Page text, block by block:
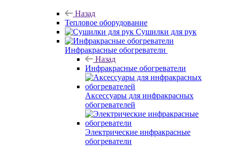
Назад
Тепловое оборудование
Сушилки для рук
Инфракрасные обогреватели
Назад
Инфракрасные обогреватели
Аксессуары для инфракрасных
обогревателей
Электрические инфракрасные
обогреватели